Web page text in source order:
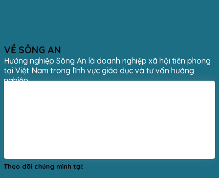
VỀ SÔNG AN
Hướng nghiệp Sông An là doanh nghiệp xã hội tiên phong
tại Việt Nam trong lĩnh vực giáo dục và tư vấn hướng
nghiệp.
Theo dõi chúng mình tại: